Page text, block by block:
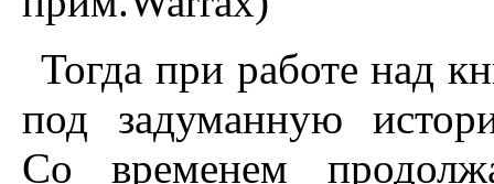
Тогда при работе над
под задуманную
Со временем